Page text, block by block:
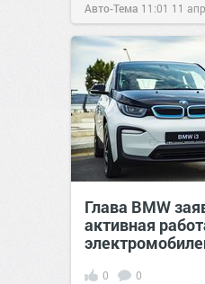
Авто-Тема 11:01 11
Глава BMW
активная
0 0